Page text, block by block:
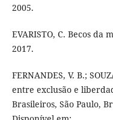
2005.
EVARISTO, C. Becos da
2017.
FERNANDES, V. B.;
entre exclusão e
Brasileiros, São Paulo,